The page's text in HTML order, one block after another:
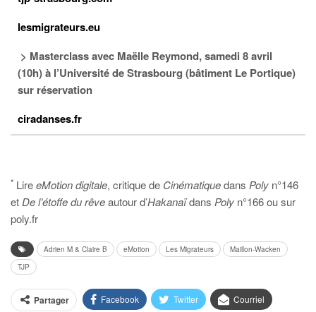
lesmigrateurs.eu
> Masterclass avec Maëlle Reymond, samedi 8 avril
(10h) à l’Université de Strasbourg (bâtiment Le Portique)
sur réservation
ciradanses.fr
* LireeMotion digitale, critique de Cinématiquedans Poly n°146
etDe l’étoffe du rêveautour d’Hakanaïdans Poly n°166 ou sur
poly.fr
Adrien M & Claire B eMotion Les Migrateurs
Maillon-Wacken
TJP
Partager Facebook Twitter Courriel